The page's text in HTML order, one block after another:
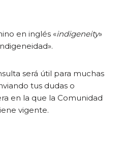
en inglés «indigeneity»
será útil para muchas
tus dudas o
en la que la Comunidad
vigente.